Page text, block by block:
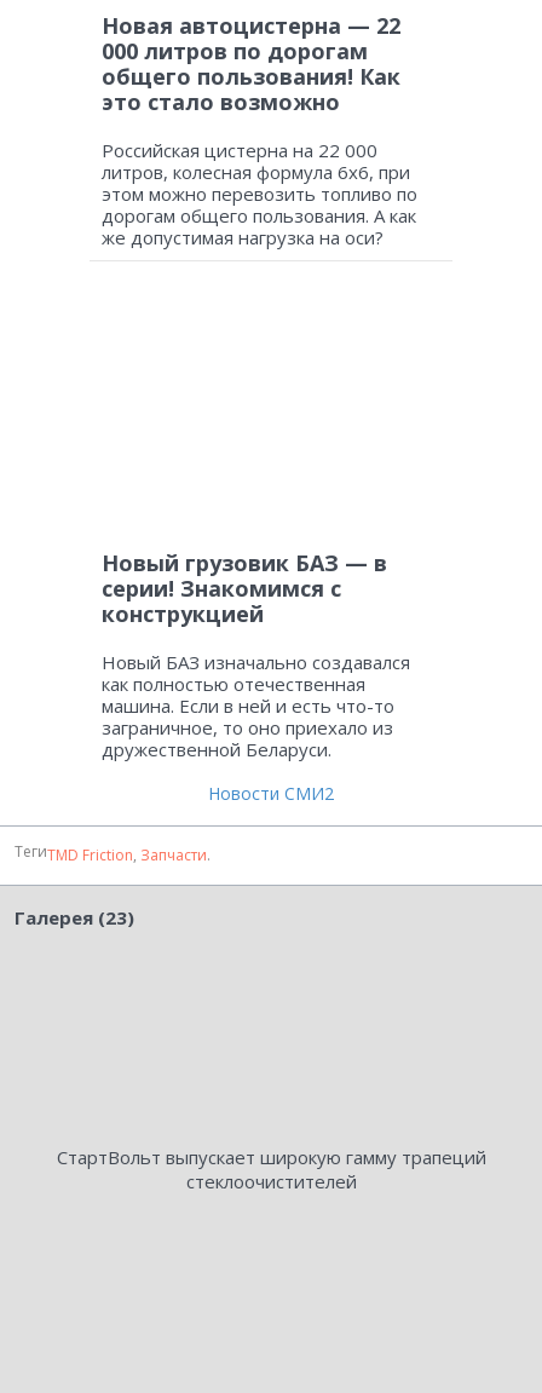
Новая автоцистерна — 22
000 литров по дорогам
общего пользования! Как
это стало возможно
Российская цистерна на 22 000
литров, колесная формула 6х6, при
этом можно перевозить топливо по
дорогам общего пользования. А как
же допустимая нагрузка на оси?
Новый грузовик БАЗ — в
серии! Знакомимся с
конструкцией
Новый БАЗ изначально создавался
как полностью отечественная
машина. Если в ней и есть что-то
заграничное, то оно приехало из
дружественной Беларуси.
Новости СМИ2
ТегиTMD Friction, Запчасти.
Галерея (23)
СтартВольт выпускает широкую гамму трапеций
стеклоочистителей